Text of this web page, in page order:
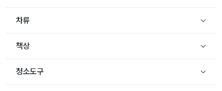
차류
책상
청소도구